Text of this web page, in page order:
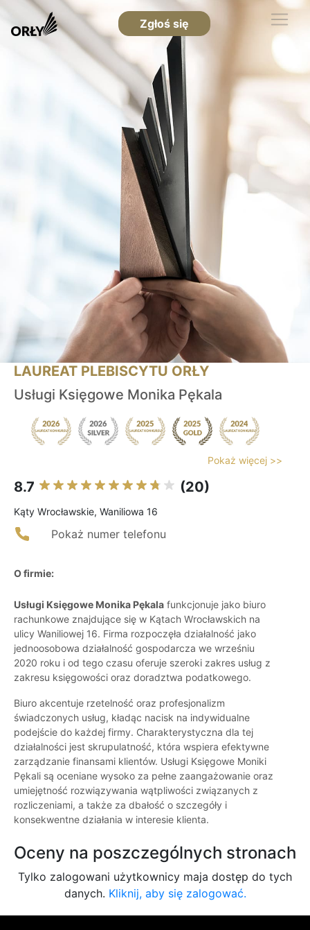
Zgłoś się
LAUREAT PLEBISCYTU ORŁY
Usługi Księgowe Monika Pękala
Pokaż więcej >>
8.7 (20)
Kąty Wrocławskie, Waniliowa 16
Pokaż numer telefonu
O firmie:
Usługi Księgowe Monika Pękala funkcjonuje jako biuro
rachunkowe znajdujące się w Kątach Wrocławskich na
ulicy Waniliowej 16. Firma rozpoczęła działalność jako
jednoosobowa działalność gospodarcza we wrześniu
2020 roku i od tego czasu oferuje szeroki zakres usług z
zakresu księgowości oraz doradztwa podatkowego.
Biuro akcentuje rzetelność oraz profesjonalizm
świadczonych usług, kładąc nacisk na indywidualne
podejście do każdej firmy. Charakterystyczna dla tej
działalności jest skrupulatność, która wspiera efektywne
zarządzanie finansami klientów. Usługi Księgowe Moniki
Pękali są oceniane wysoko za pełne zaangażowanie oraz
umiejętność rozwiązywania wątpliwości związanych z
rozliczeniami, a także za dbałość o szczegóły i
konsekwentne działania w interesie klienta.
Oceny na poszczególnych stronach
Tylko zalogowani użytkownicy maja dostęp do tych
danych. Kliknij, aby się zalogować.